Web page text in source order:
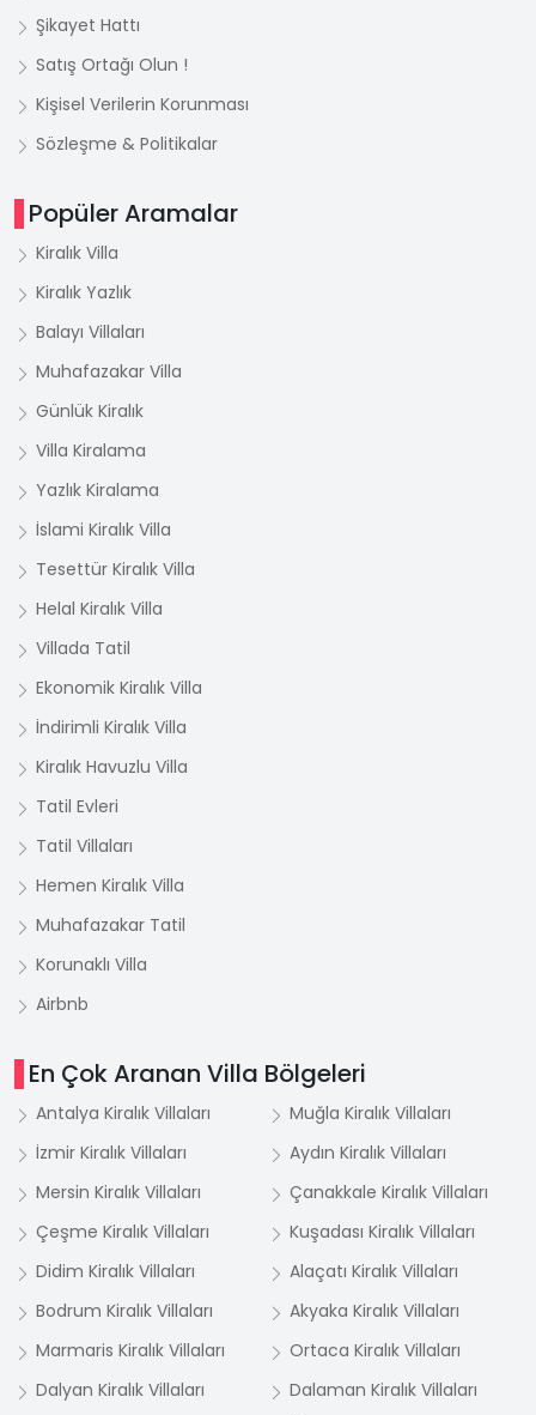
Şikayet Hattı
Satış Ortağı Olun !
Kişisel Verilerin Korunması
Sözleşme & Politikalar
Popüler Aramalar
Kiralık Villa
Kiralık Yazlık
Balayı Villaları
Muhafazakar Villa
Günlük Kiralık
Villa Kiralama
Yazlık Kiralama
İslami Kiralık Villa
Tesettür Kiralık Villa
Helal Kiralık Villa
Villada Tatil
Ekonomik Kiralık Villa
İndirimli Kiralık Villa
Kiralık Havuzlu Villa
Tatil Evleri
Tatil Villaları
Hemen Kiralık Villa
Muhafazakar Tatil
Korunaklı Villa
Airbnb
En Çok Aranan Villa Bölgeleri
Antalya Kiralık Villaları
Muğla Kiralık Villaları
İzmir Kiralık Villaları
Aydın Kiralık Villaları
Mersin Kiralık Villaları
Çanakkale Kiralık Villaları
Çeşme Kiralık Villaları
Kuşadası Kiralık Villaları
Didim Kiralık Villaları
Alaçatı Kiralık Villaları
Bodrum Kiralık Villaları
Akyaka Kiralık Villaları
Marmaris Kiralık Villaları
Ortaca Kiralık Villaları
Dalyan Kiralık Villaları
Dalaman Kiralık Villaları